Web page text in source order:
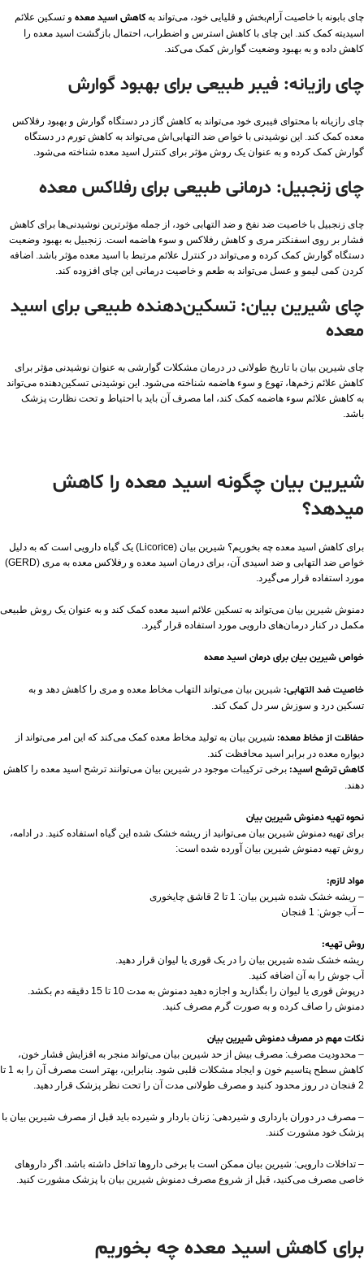
چای بابونه با خاصیت آرام‌بخش و قلیایی خود، می‌تواند به کاهش اسید معده و تسکین علائم
اسیدیته کمک کند. این چای با کاهش استرس و اضطراب، احتمال بازگشت اسید معده را
کاهش داده و به بهبود وضعیت گوارش کمک می‌کند.
چای رازیانه: فیبر طبیعی برای بهبود گوارش
چای رازیانه با محتوای فیبری خود می‌تواند به کاهش گاز در دستگاه گوارش و بهبود رفلاکس
معده کمک کند. این نوشیدنی با خواص ضد التهابی‌اش می‌تواند به کاهش تورم در دستگاه
گوارش کمک کرده و به عنوان یک روش مؤثر برای کنترل اسید معده شناخته می‌شود.
چای زنجبیل: درمانی طبیعی برای رفلاکس معده
چای زنجبیل با خاصیت ضد نفخ و ضد التهابی خود، از جمله مؤثرترین نوشیدنی‌ها برای کاهش
فشار بر روی اسفنکتر مری و کاهش رفلاکس و سوء هاضمه است. زنجبیل به بهبود وضعیت
دستگاه گوارش کمک کرده و می‌تواند در کنترل علائم مرتبط با اسید معده مؤثر باشد. اضافه
کردن کمی لیمو و عسل می‌تواند به طعم و خاصیت درمانی این چای افزوده کند.
چای شیرین بیان: تسکین‌دهنده طبیعی برای اسید
معده
چای شیرین بیان با تاریخ طولانی در درمان مشکلات گوارشی به عنوان نوشیدنی مؤثر برای
کاهش علائم زخم‌ها، تهوع و سوء هاضمه شناخته می‌شود. این نوشیدنی تسکین‌دهنده می‌تواند
به کاهش علائم سوء هاضمه کمک کند، اما مصرف آن باید با احتیاط و تحت نظارت پزشک
باشد.
شیرین بیان چگونه اسید معده را کاهش
میدهد؟
برای کاهش اسید معده چه بخوریم؟ شیرین بیان (Licorice) یک گیاه دارویی است که به دلیل
خواص ضد التهابی و ضد اسیدی آن، برای درمان اسید معده و رفلاکس معده به مری (GERD)
مورد استفاده قرار می‌گیرد.
دمنوش شیرین بیان می‌تواند به تسکین علائم اسید معده کمک کند و به عنوان یک روش طبیعی
مکمل در کنار درمان‌های دارویی مورد استفاده قرار گیرد.
خواص شیرین بیان برای درمان اسید معده
خاصیت ضد التهابی: شیرین بیان می‌تواند التهاب مخاط معده و مری را کاهش دهد و به
تسکین درد و سوزش سر دل کمک کند.
حفاظت از مخاط معده: شیرین بیان به تولید مخاط معده کمک می‌کند که این امر می‌تواند از
دیواره معده در برابر اسید محافظت کند.
کاهش ترشح اسید: برخی ترکیبات موجود در شیرین بیان می‌توانند ترشح اسید معده را کاهش
دهند.
نحوه تهیه دمنوش شیرین بیان
برای تهیه دمنوش شیرین بیان می‌توانید از ریشه خشک شده این گیاه استفاده کنید. در ادامه،
روش تهیه دمنوش شیرین بیان آورده شده است:
مواد لازم:
– ریشه خشک شده شیرین بیان: 1 تا 2 قاشق چایخوری
– آب جوش: 1 فنجان
روش تهیه:
ریشه خشک شده شیرین بیان را در یک قوری یا لیوان قرار دهید.
آب جوش را به آن اضافه کنید.
درپوش قوری یا لیوان را بگذارید و اجازه دهید دمنوش به مدت 10 تا 15 دقیقه دم بکشد.
دمنوش را صاف کرده و به صورت گرم مصرف کنید.
نکات مهم در مصرف دمنوش شیرین بیان
– محدودیت مصرف: مصرف بیش از حد شیرین بیان می‌تواند منجر به افزایش فشار خون،
کاهش سطح پتاسیم خون و ایجاد مشکلات قلبی شود. بنابراین، بهتر است مصرف آن را به 1 تا
2 فنجان در روز محدود کنید و مصرف طولانی مدت آن را تحت نظر پزشک قرار دهید.
– مصرف در دوران بارداری و شیردهی: زنان باردار و شیرده باید قبل از مصرف شیرین بیان با
پزشک خود مشورت کنند.
– تداخلات دارویی: شیرین بیان ممکن است با برخی داروها تداخل داشته باشد. اگر داروهای
خاصی مصرف می‌کنید، قبل از شروع مصرف دمنوش شیرین بیان با پزشک مشورت کنید.
برای کاهش اسید معده چه بخوریم